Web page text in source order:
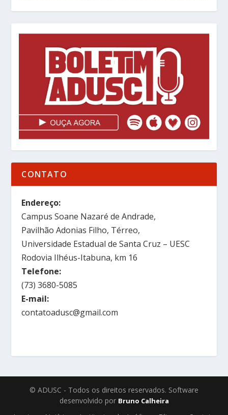
CONTATO
Endereço:
Campus Soane Nazaré de Andrade,
Pavilhão Adonias Filho, Térreo,
Universidade Estadual de Santa Cruz – UESC
Rodovia Ilhéus-Itabuna, km 16
Telefone:
(73) 3680-5085
E-mail:
contatoadusc@gmail.com
© ADUSC - Todos os direitos reservados. Software
desenvolvido por Bruno Calheira